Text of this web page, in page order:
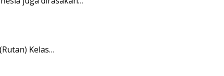
Kelas…